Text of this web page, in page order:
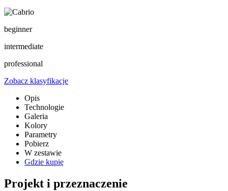
beginner
intermediate
professional
Zobacz klasyfikacje
Opis
Technologie
Galeria
Kolory
Parametry
Pobierz
W zestawie
Gdzie kupię
Projekt i przeznaczenie